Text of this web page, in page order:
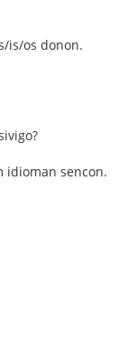
is/os donon.
idioman sencon.